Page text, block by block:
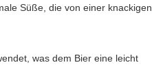
Süße, die von einer knackigen
was dem Bier eine leicht